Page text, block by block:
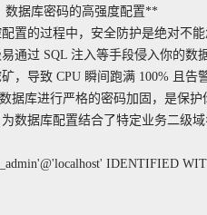
数据库密码的高强度配置**
置的过程中，安全防护是绝对不
通过 SQL 注入等手段侵入你的
，导致 CPU 瞬间跑满 100% 且告
据库进行严格的密码加固，是保护
数据库配置结合了特定业务二级
IDENTIFIED